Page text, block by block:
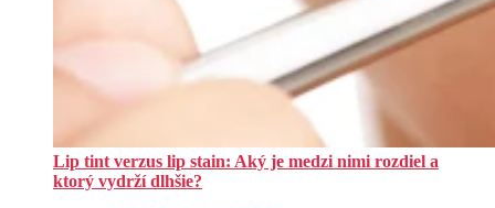
Lip tint verzus lip stain: Aký je medzi nimi rozdiel a
ktorý vydrží dlhšie?